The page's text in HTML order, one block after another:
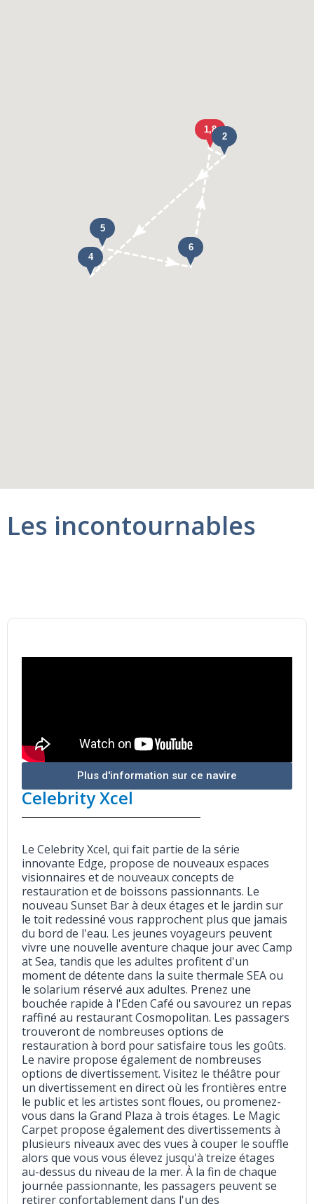
Les incontournables
Plus d'information sur ce navire
Celebrity Xcel
Le Celebrity Xcel, qui fait partie de la série
innovante Edge, propose de nouveaux espaces
visionnaires et de nouveaux concepts de
restauration et de boissons passionnants. Le
nouveau Sunset Bar à deux étages et le jardin sur
le toit redessiné vous rapprochent plus que jamais
du bord de l'eau. Les jeunes voyageurs peuvent
vivre une nouvelle aventure chaque jour avec Camp
at Sea, tandis que les adultes profitent d'un
moment de détente dans la suite thermale SEA ou
le solarium réservé aux adultes. Prenez une
bouchée rapide à l'Eden Café ou savourez un repas
raffiné au restaurant Cosmopolitan. Les passagers
trouveront de nombreuses options de
restauration à bord pour satisfaire tous les goûts.
Le navire propose également de nombreuses
options de divertissement. Visitez le théâtre pour
un divertissement en direct où les frontières entre
le public et les artistes sont floues, ou promenez-
vous dans la Grand Plaza à trois étages. Le Magic
Carpet propose également des divertissements à
plusieurs niveaux avec des vues à couper le souffle
alors que vous vous élevez jusqu'à treize étages
au-dessus du niveau de la mer. À la fin de chaque
journée passionnante, les passagers peuvent se
retirer confortablement dans l'un des